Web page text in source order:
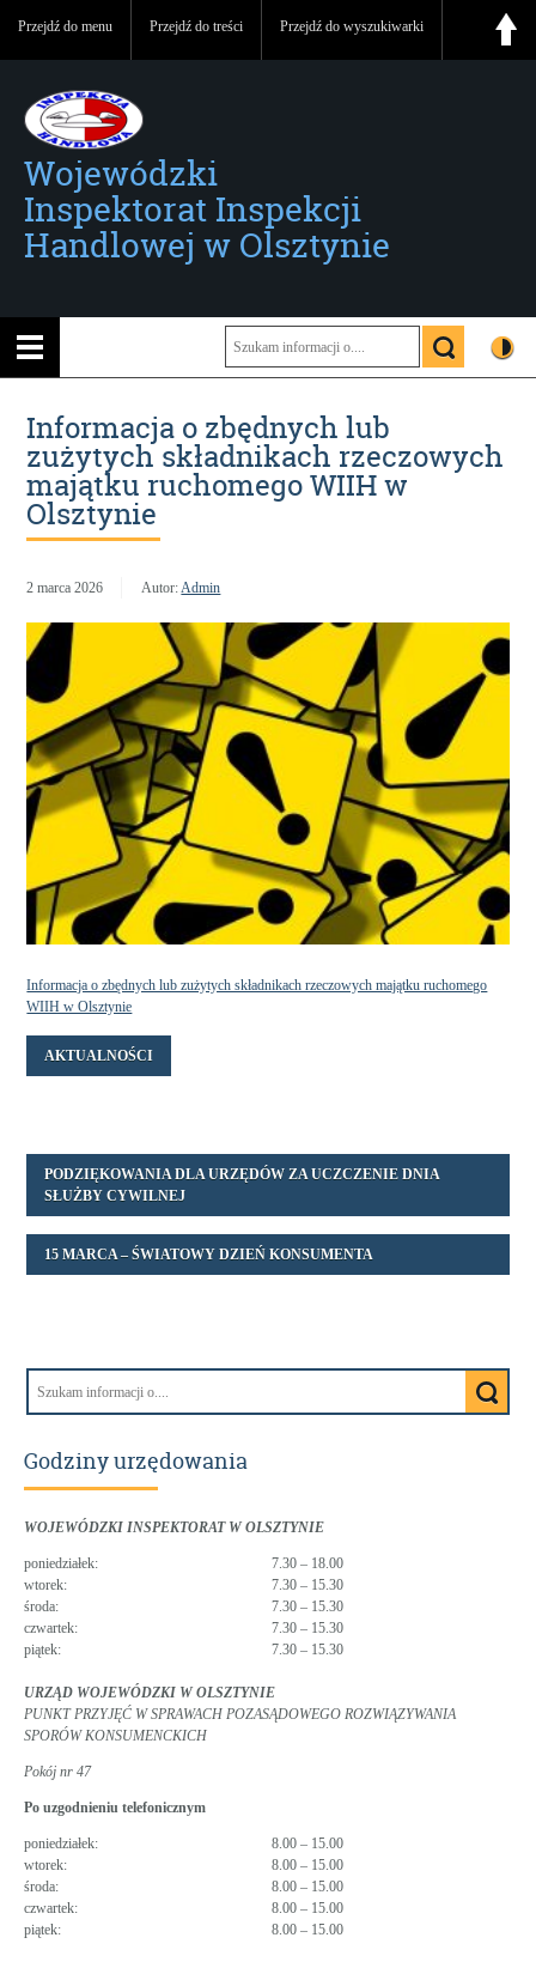
Przejdź do menu Przejdź do treści Przejdź do wyszukiwarki
Wojewódzki
Inspektorat Inspekcji
Handlowej w Olsztynie
Informacja o zbędnych lub
zużytych składnikach rzeczowych
majątku ruchomego WIIH w
Olsztynie
2 marca 2026 Autor:Admin
Informacja o zbędnych lub zużytych składnikach rzeczowych majątku ruchomego
WIIH w Olsztynie
AKTUALNOŚCI
PODZIĘKOWANIA DLA URZĘDÓW ZA UCZCZENIE DNIA
SŁUŻBY CYWILNEJ
15 MARCA – ŚWIATOWY DZIEŃ KONSUMENTA
Godziny urzędowania
WOJEWÓDZKI INSPEKTORAT W OLSZTYNIE
poniedziałek:
7.30 – 18.00
wtorek:
7.30 – 15.30
środa:
7.30 – 15.30
czwartek:
7.30 – 15.30
piątek:
7.30 – 15.30
URZĄD WOJEWÓDZKI W OLSZTYNIE
PUNKT PRZYJĘĆ W SPRAWACH POZASĄDOWEGO ROZWIĄZYWANIA
SPORÓW KONSUMENCKICH
Pokój nr 47
Po uzgodnieniu telefonicznym
poniedziałek:
8.00 – 15.00
wtorek:
8.00 – 15.00
środa:
8.00 – 15.00
czwartek:
8.00 – 15.00
piątek:
8.00 – 15.00